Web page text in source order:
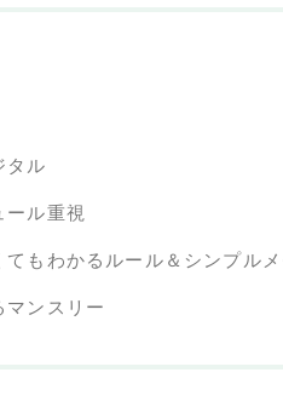
タル
ール重視
てもわかるルール＆シンプル
マンスリー